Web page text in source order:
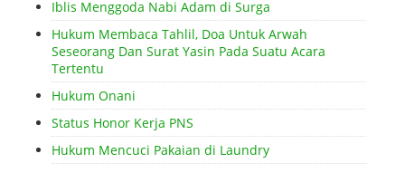
Iblis Menggoda Nabi Adam di Surga
Hukum Membaca Tahlil, Doa Untuk Arwah
Seseorang Dan Surat Yasin Pada Suatu Acara
Tertentu
Hukum Onani
Status Honor Kerja PNS
Hukum Mencuci Pakaian di Laundry